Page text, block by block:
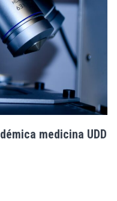
medicina UDD